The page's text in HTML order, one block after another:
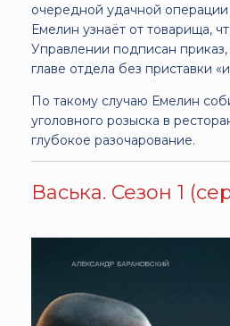
очередной удачной
Емелин узнаёт от товарища,
Управлении подписан приказ,
главе отдела без приставки
По такому случаю Емелин
уголовного розыска в
глубокое разочарование.
Васька. Сезон 1